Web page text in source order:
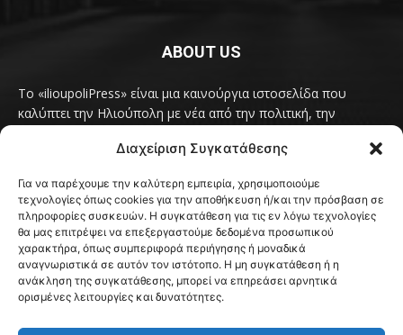
Διαχείριση Συγκατάθεσης
Για να παρέχουμε την καλύτερη εμπειρία, χρησιμοποιούμε
τεχνολογίες όπως cookies για την αποθήκευση ή/και την πρόσβαση σε
πληροφορίες συσκευών. Η συγκατάθεση για τις εν λόγω τεχνολογίες
θα μας επιτρέψει να επεξεργαστούμε δεδομένα προσωπικού
χαρακτήρα, όπως συμπεριφορά περιήγησης ή μοναδικά
αναγνωριστικά σε αυτόν τον ιστότοπο. Η μη συγκατάθεση ή η
ανάκληση της συγκατάθεσης, μπορεί να επηρεάσει αρνητικά
ορισμένες λειτουργίες και δυνατότητες.
ABOUT US
Το «ilioupoliPress» είναι μια καινούργια ιστοσελίδα που
καλύπτει την Ηλιούπολη με νέα από την πολιτική, την
Ηλιούπολης, των δημοτικών παρατάξεων και των
κάτι να πουν.Διαβάστε εδώ
Επικοινωνήστε μαζί μας στοilioupolipress1@yahoo.com
FOLLOW US